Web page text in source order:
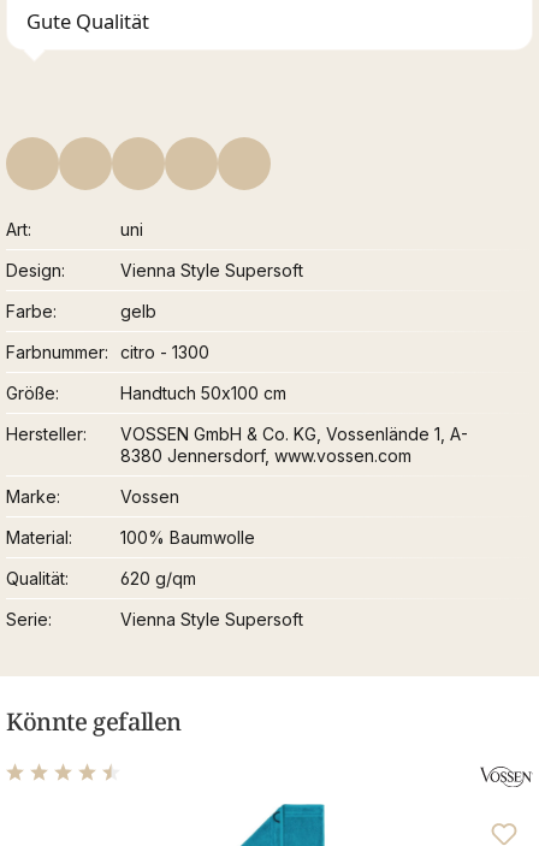
Gute Qualität
Art
uni
Design
Vienna Style Supersoft
Farbe
gelb
Farbnummer
citro - 1300
Größe
Handtuch 50x100 cm
Hersteller
VOSSEN GmbH & Co. KG, Vossenlände 1, A-
8380 Jennersdorf, www.vossen.com
Marke
Vossen
Material
100% Baumwolle
Qualität
620 g/qm
Serie
Vienna Style Supersoft
Könnte gefallen
Durchschnittliche Bewertung von 4.46 von 5 Sternen